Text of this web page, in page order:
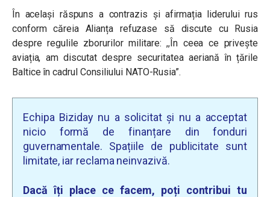
În același răspuns a contrazis și afirmația liderului rus
conform căreia Alianța refuzase să discute cu Rusia
despre regulile zborurilor militare: ,,În ceea ce privește
aviația, am discutat despre securitatea aeriană în țările
Baltice în cadrul Consiliului NATO-Rusia”.
Echipa Biziday nu a solicitat și nu a acceptat
nicio formă de finanțare din fonduri
guvernamentale. Spațiile de publicitate sunt
limitate, iar reclama neinvazivă.
Dacă îți place ce facem, poți contribui tu